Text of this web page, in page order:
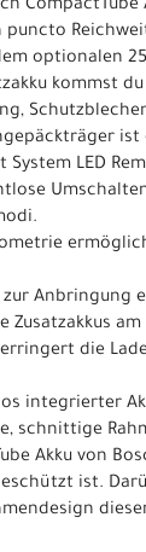
CompactTube
puncto
optionalen
kommst
System LED
Anbringung
Zusatzakkus
die
integrierter
schnittige
Akku von
ist.